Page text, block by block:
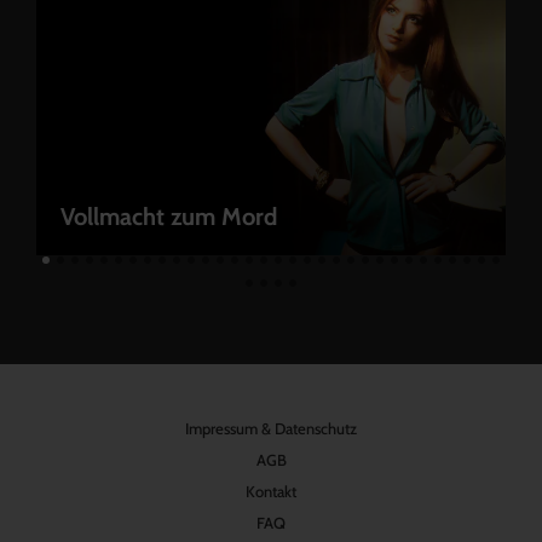
Vollmacht zum Mord
Impressum & Datenschutz
AGB
Kontakt
FAQ